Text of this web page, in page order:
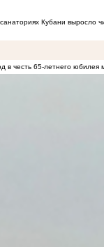
Кубани выросло
в честь 65-летнего юбилея